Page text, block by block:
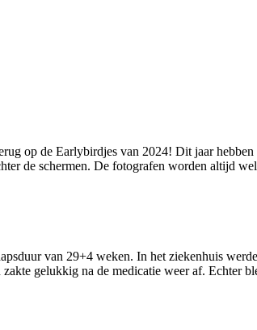
op de Earlybirdjes van 2024! Dit jaar
de schermen. De fotografen worden altijd
van 29+4 weken. In het ziekenhuis
gelukkig na de medicatie weer af. Echter